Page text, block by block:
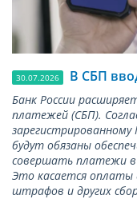
30.07.2026 В СБП
Банк России
платежей (СБП).
будут обязаны
совершать платежи в
Это касается оплаты
штрафов и других